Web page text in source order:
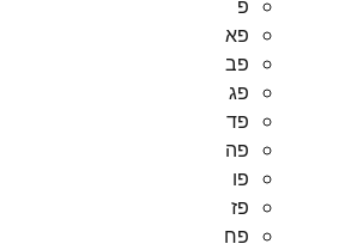
פ
פא
פב
פג
פד
פה
פו
פז
פח